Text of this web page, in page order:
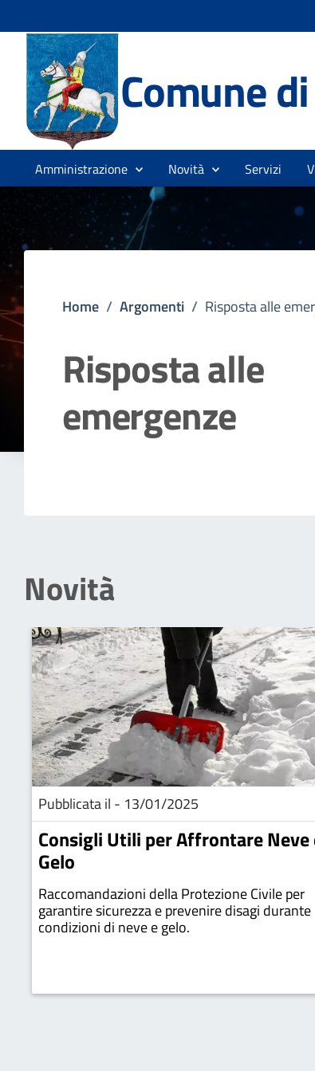
Comune
Amministrazione Novità Servizi
Home / Argomenti / Risposta alle
Risposta alle
emergenze
Novità
Pubblicata il - 13/01/2025
Consigli Utili per Affrontare Neve
Gelo
Raccomandazioni della Protezione Civile per
garantire sicurezza e prevenire disagi durante
condizioni di neve e gelo.